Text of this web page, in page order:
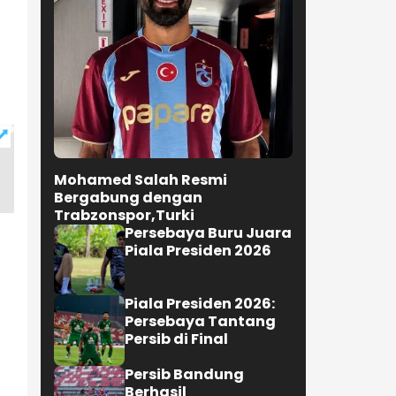
Mohamed Salah Resmi
Bergabung dengan
Trabzonspor,Turki
Persebaya Buru Juara
Piala Presiden 2026
Piala Presiden 2026:
Persebaya Tantang
Persib di Final
Persib Bandung
Berhasil